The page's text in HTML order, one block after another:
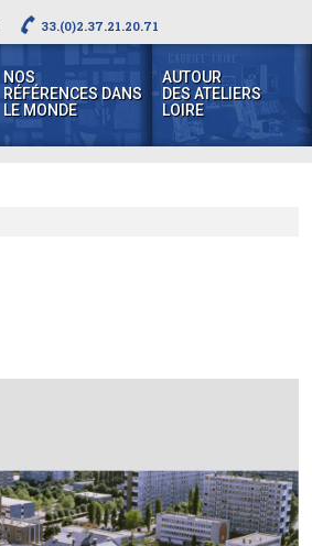
33.(0)2.37.21.20.71
NOS
RÉFÉRENCES DANS
LE MONDE
AUTOUR
DES ATELIERS
LOIRE